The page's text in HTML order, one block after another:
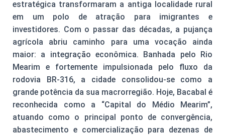
estratégica transformaram a antiga localidade rural
em um polo de atração para imigrantes e
investidores. Com o passar das décadas, a pujança
agrícola abriu caminho para uma vocação ainda
maior: a integração econômica. Banhada pelo Rio
Mearim e fortemente impulsionada pelo fluxo da
rodovia BR-316, a cidade consolidou-se como a
grande potência da sua macrorregião. Hoje, Bacabal é
reconhecida como a “Capital do Médio Mearim”,
atuando como o principal ponto de convergência,
abastecimento e comercialização para dezenas de